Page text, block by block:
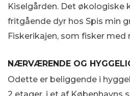
Kiselgården. Det økologiske
fritgående dyr hos Spis min
Fiskerikajen, som fisker med
NÆRVÆRENDE OG
Odette er beliggende i